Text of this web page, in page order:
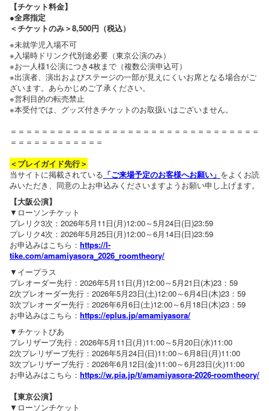
【チケット料金】
●全席指定
＜チケットのみ＞8,500円（税込）
※未就学児入場不可
※入場時ドリンク代別途必要（東京公演のみ）
※お一人様1公演につき4枚まで（複数公演申込可）
※出演者、演出およびステージの一部が見えにくいお席となる場合がご
ざいます。あらかじめご了承ください。
※営利目的の転売禁止
※本受付では、グッズ付きチケットのお取扱いはございません。
＝＝＝＝＝＝＝＝＝＝＝＝＝＝＝＝＝＝＝＝＝＝＝＝＝＝＝＝＝＝＝＝
＝＝＝＝＝＝＝＝＝＝＝＝
＜プレイガイド先行＞
当サイトに掲載されている 「ご来場予定のお客様へお願い」 をよくお読
みいただき、同意の上お申込みくださいますようお願い申し上げます。
【大阪公演】
▼ローソンチケット
プレリク3次：2026年5月11日(月)12:00～5月24日(日)23:59
プレリク4次：2026年5月25日(月)12:00～6月14日(日)23:59
お申込みはこちら： https://l-
tike.com/amamiyasora_2026_roomtheory/
▼イープラス
プレオーダー先行：2026年5月11日(月)12:00～5月21日(木)23：59
2次プレオーダー先行：2026年5月23日(土)12:00～6月4日(木)23：59
3次プレオーダー先行：2026年6月6日(土)12:00～6月18日(木)23：59
お申込みはこちら： https://eplus.jp/amamiyasora/
▼チケットぴあ
プレリザーブ先行：2026年5月11日(月)11:00～5月20日(水)11:00
2次プレリザーブ先行：2026年5月24日(日)11:00～6月8日(月)11:00
3次プレリザーブ先行：2026年6月12日(金)11:00～6月23日(火)11:00
お申込みはこちら： https://w.pia.jp/t/amamiyasora-2026-roomtheory/
【東京公演】
▼ローソンチケット